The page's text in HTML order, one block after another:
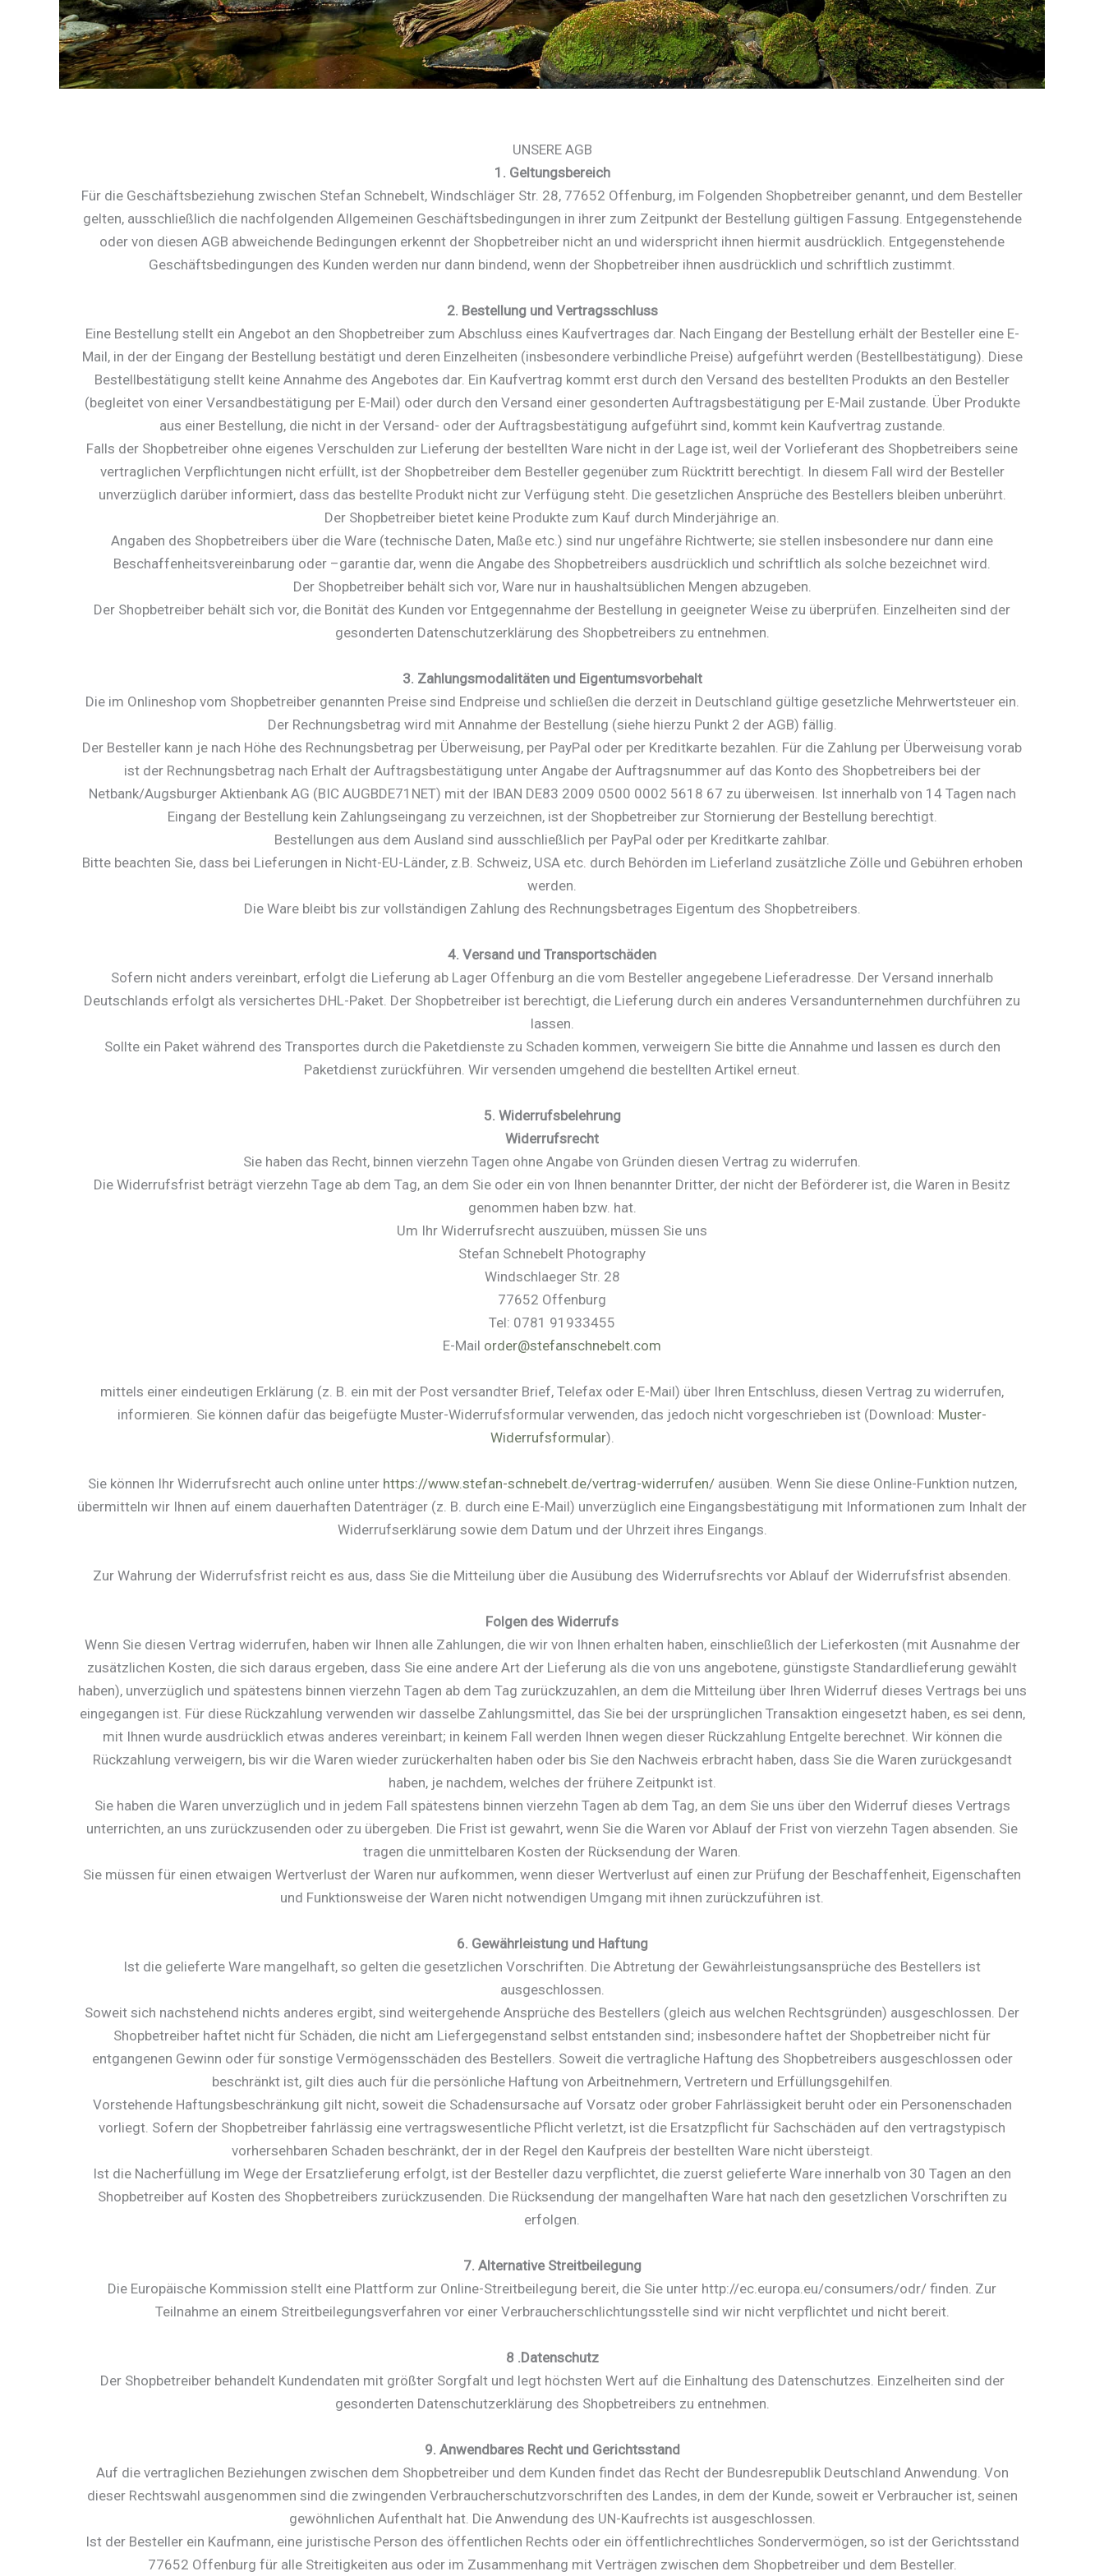
UNSERE AGB
1. Geltungsbereich
Für die Geschäftsbeziehung zwischen Stefan Schnebelt, Windschläger Str. 28, 77652 Offenburg, im Folgenden Shopbetreiber genannt, und dem Besteller
gelten, ausschließlich die nachfolgenden Allgemeinen Geschäftsbedingungen in ihrer zum Zeitpunkt der Bestellung gültigen Fassung. Entgegenstehende
oder von diesen AGB abweichende Bedingungen erkennt der Shopbetreiber nicht an und widerspricht ihnen hiermit ausdrücklich. Entgegenstehende
Geschäftsbedingungen des Kunden werden nur dann bindend, wenn der Shopbetreiber ihnen ausdrücklich und schriftlich zustimmt.
2. Bestellung und Vertragsschluss
Eine Bestellung stellt ein Angebot an den Shopbetreiber zum Abschluss eines Kaufvertrages dar. Nach Eingang der Bestellung erhält der Besteller eine E-
Mail, in der der Eingang der Bestellung bestätigt und deren Einzelheiten (insbesondere verbindliche Preise) aufgeführt werden (Bestellbestätigung). Diese
Bestellbestätigung stellt keine Annahme des Angebotes dar. Ein Kaufvertrag kommt erst durch den Versand des bestellten Produkts an den Besteller
(begleitet von einer Versandbestätigung per E-Mail) oder durch den Versand einer gesonderten Auftragsbestätigung per E-Mail zustande. Über Produkte
aus einer Bestellung, die nicht in der Versand- oder der Auftragsbestätigung aufgeführt sind, kommt kein Kaufvertrag zustande.
Falls der Shopbetreiber ohne eigenes Verschulden zur Lieferung der bestellten Ware nicht in der Lage ist, weil der Vorlieferant des Shopbetreibers seine
vertraglichen Verpflichtungen nicht erfüllt, ist der Shopbetreiber dem Besteller gegenüber zum Rücktritt berechtigt. In diesem Fall wird der Besteller
unverzüglich darüber informiert, dass das bestellte Produkt nicht zur Verfügung steht. Die gesetzlichen Ansprüche des Bestellers bleiben unberührt.
Der Shopbetreiber bietet keine Produkte zum Kauf durch Minderjährige an.
Angaben des Shopbetreibers über die Ware (technische Daten, Maße etc.) sind nur ungefähre Richtwerte; sie stellen insbesondere nur dann eine
Beschaffenheitsvereinbarung oder –garantie dar, wenn die Angabe des Shopbetreibers ausdrücklich und schriftlich als solche bezeichnet wird.
Der Shopbetreiber behält sich vor, Ware nur in haushaltsüblichen Mengen abzugeben.
Der Shopbetreiber behält sich vor, die Bonität des Kunden vor Entgegennahme der Bestellung in geeigneter Weise zu überprüfen. Einzelheiten sind der
gesonderten Datenschutzerklärung des Shopbetreibers zu entnehmen.
3. Zahlungsmodalitäten und Eigentumsvorbehalt
Die im Onlineshop vom Shopbetreiber genannten Preise sind Endpreise und schließen die derzeit in Deutschland gültige gesetzliche Mehrwertsteuer ein.
Der Rechnungsbetrag wird mit Annahme der Bestellung (siehe hierzu Punkt 2 der AGB) fällig.
Der Besteller kann je nach Höhe des Rechnungsbetrag per Überweisung, per PayPal oder per Kreditkarte bezahlen. Für die Zahlung per Überweisung vorab
ist der Rechnungsbetrag nach Erhalt der Auftragsbestätigung unter Angabe der Auftragsnummer auf das Konto des Shopbetreibers bei der
Netbank/Augsburger Aktienbank AG (BIC AUGBDE71NET) mit der IBAN DE83 2009 0500 0002 5618 67 zu überweisen. Ist innerhalb von 14 Tagen nach
Eingang der Bestellung kein Zahlungseingang zu verzeichnen, ist der Shopbetreiber zur Stornierung der Bestellung berechtigt.
Bestellungen aus dem Ausland sind ausschließlich per PayPal oder per Kreditkarte zahlbar.
Bitte beachten Sie, dass bei Lieferungen in Nicht-EU-Länder, z.B. Schweiz, USA etc. durch Behörden im Lieferland zusätzliche Zölle und Gebühren erhoben
werden.
Die Ware bleibt bis zur vollständigen Zahlung des Rechnungsbetrages Eigentum des Shopbetreibers.
4. Versand und Transportschäden
Sofern nicht anders vereinbart, erfolgt die Lieferung ab Lager Offenburg an die vom Besteller angegebene Lieferadresse. Der Versand innerhalb
Deutschlands erfolgt als versichertes DHL-Paket. Der Shopbetreiber ist berechtigt, die Lieferung durch ein anderes Versandunternehmen durchführen zu
lassen.
Sollte ein Paket während des Transportes durch die Paketdienste zu Schaden kommen, verweigern Sie bitte die Annahme und lassen es durch den
Paketdienst zurückführen. Wir versenden umgehend die bestellten Artikel erneut.
5. Widerrufsbelehrung
Widerrufsrecht
Sie haben das Recht, binnen vierzehn Tagen ohne Angabe von Gründen diesen Vertrag zu widerrufen.
Die Widerrufsfrist beträgt vierzehn Tage ab dem Tag, an dem Sie oder ein von Ihnen benannter Dritter, der nicht der Beförderer ist, die Waren in Besitz
genommen haben bzw. hat.
Um Ihr Widerrufsrecht auszuüben, müssen Sie uns
Stefan Schnebelt Photography
Windschlaeger Str. 28
77652 Offenburg
Tel: 0781 91933455
E-Mail order@stefanschnebelt.com
mittels einer eindeutigen Erklärung (z. B. ein mit der Post versandter Brief, Telefax oder E-Mail) über Ihren Entschluss, diesen Vertrag zu widerrufen,
informieren. Sie können dafür das beigefügte Muster-Widerrufsformular verwenden, das jedoch nicht vorgeschrieben ist (Download: Muster-
Widerrufsformular).
Sie können Ihr Widerrufsrecht auch online unter https://www.stefan-schnebelt.de/vertrag-widerrufen/ausüben. Wenn Sie diese Online-Funktion nutzen,
übermitteln wir Ihnen auf einem dauerhaften Datenträger (z. B. durch eine E-Mail) unverzüglich eine Eingangsbestätigung mit Informationen zum Inhalt der
Widerrufserklärung sowie dem Datum und der Uhrzeit ihres Eingangs.
Zur Wahrung der Widerrufsfrist reicht es aus, dass Sie die Mitteilung über die Ausübung des Widerrufsrechts vor Ablauf der Widerrufsfrist absenden.
Folgen des Widerrufs
Wenn Sie diesen Vertrag widerrufen, haben wir Ihnen alle Zahlungen, die wir von Ihnen erhalten haben, einschließlich der Lieferkosten (mit Ausnahme der
zusätzlichen Kosten, die sich daraus ergeben, dass Sie eine andere Art der Lieferung als die von uns angebotene, günstigste Standardlieferung gewählt
haben), unverzüglich und spätestens binnen vierzehn Tagen ab dem Tag zurückzuzahlen, an dem die Mitteilung über Ihren Widerruf dieses Vertrags bei uns
eingegangen ist. Für diese Rückzahlung verwenden wir dasselbe Zahlungsmittel, das Sie bei der ursprünglichen Transaktion eingesetzt haben, es sei denn,
mit Ihnen wurde ausdrücklich etwas anderes vereinbart; in keinem Fall werden Ihnen wegen dieser Rückzahlung Entgelte berechnet. Wir können die
Rückzahlung verweigern, bis wir die Waren wieder zurückerhalten haben oder bis Sie den Nachweis erbracht haben, dass Sie die Waren zurückgesandt
haben, je nachdem, welches der frühere Zeitpunkt ist.
Sie haben die Waren unverzüglich und in jedem Fall spätestens binnen vierzehn Tagen ab dem Tag, an dem Sie uns über den Widerruf dieses Vertrags
unterrichten, an uns zurückzusenden oder zu übergeben. Die Frist ist gewahrt, wenn Sie die Waren vor Ablauf der Frist von vierzehn Tagen absenden. Sie
tragen die unmittelbaren Kosten der Rücksendung der Waren.
Sie müssen für einen etwaigen Wertverlust der Waren nur aufkommen, wenn dieser Wertverlust auf einen zur Prüfung der Beschaffenheit, Eigenschaften
und Funktionsweise der Waren nicht notwendigen Umgang mit ihnen zurückzuführen ist.
6. Gewährleistung und Haftung
Ist die gelieferte Ware mangelhaft, so gelten die gesetzlichen Vorschriften. Die Abtretung der Gewährleistungsansprüche des Bestellers ist
ausgeschlossen.
Soweit sich nachstehend nichts anderes ergibt, sind weitergehende Ansprüche des Bestellers (gleich aus welchen Rechtsgründen) ausgeschlossen. Der
Shopbetreiber haftet nicht für Schäden, die nicht am Liefergegenstand selbst entstanden sind; insbesondere haftet der Shopbetreiber nicht für
entgangenen Gewinn oder für sonstige Vermögensschäden des Bestellers. Soweit die vertragliche Haftung des Shopbetreibers ausgeschlossen oder
beschränkt ist, gilt dies auch für die persönliche Haftung von Arbeitnehmern, Vertretern und Erfüllungsgehilfen.
Vorstehende Haftungsbeschränkung gilt nicht, soweit die Schadensursache auf Vorsatz oder grober Fahrlässigkeit beruht oder ein Personenschaden
vorliegt. Sofern der Shopbetreiber fahrlässig eine vertragswesentliche Pflicht verletzt, ist die Ersatzpflicht für Sachschäden auf den vertragstypisch
vorhersehbaren Schaden beschränkt, der in der Regel den Kaufpreis der bestellten Ware nicht übersteigt.
Ist die Nacherfüllung im Wege der Ersatzlieferung erfolgt, ist der Besteller dazu verpflichtet, die zuerst gelieferte Ware innerhalb von 30 Tagen an den
Shopbetreiber auf Kosten des Shopbetreibers zurückzusenden. Die Rücksendung der mangelhaften Ware hat nach den gesetzlichen Vorschriften zu
erfolgen.
7. Alternative Streitbeilegung
Die Europäische Kommission stellt eine Plattform zur Online-Streitbeilegung bereit, die Sie unter http://ec.europa.eu/consumers/odr/ finden. Zur
Teilnahme an einem Streitbeilegungsverfahren vor einer Verbraucherschlichtungsstelle sind wir nicht verpflichtet und nicht bereit.
8 .Datenschutz
Der Shopbetreiber behandelt Kundendaten mit größter Sorgfalt und legt höchsten Wert auf die Einhaltung des Datenschutzes. Einzelheiten sind der
gesonderten Datenschutzerklärung des Shopbetreibers zu entnehmen.
9. Anwendbares Recht und Gerichtsstand
Auf die vertraglichen Beziehungen zwischen dem Shopbetreiber und dem Kunden findet das Recht der Bundesrepublik Deutschland Anwendung. Von
dieser Rechtswahl ausgenommen sind die zwingenden Verbraucherschutzvorschriften des Landes, in dem der Kunde, soweit er Verbraucher ist, seinen
gewöhnlichen Aufenthalt hat. Die Anwendung des UN-Kaufrechts ist ausgeschlossen.
Ist der Besteller ein Kaufmann, eine juristische Person des öffentlichen Rechts oder ein öffentlichrechtliches Sondervermögen, so ist der Gerichtsstand
77652 Offenburg für alle Streitigkeiten aus oder im Zusammenhang mit Verträgen zwischen dem Shopbetreiber und dem Besteller.